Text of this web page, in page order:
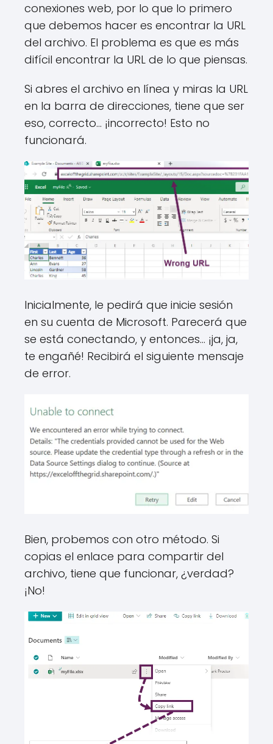
conexiones web, por lo que lo primero
que debemos hacer es encontrar la URL
del archivo. El problema es que es más
difícil encontrar la URL de lo que piensas.
Si abres el archivo en línea y miras la URL
en la barra de direcciones, tiene que ser
eso, correcto... ¡incorrecto! Esto no
funcionará.
Inicialmente, le pedirá que inicie sesión
en su cuenta de Microsoft. Parecerá que
se está conectando, y entonces… ¡ja, ja,
te engañé! Recibirá el siguiente mensaje
de error.
Bien, probemos con otro método. Si
copias el enlace para compartir del
archivo, tiene que funcionar, ¿verdad?
¡No!